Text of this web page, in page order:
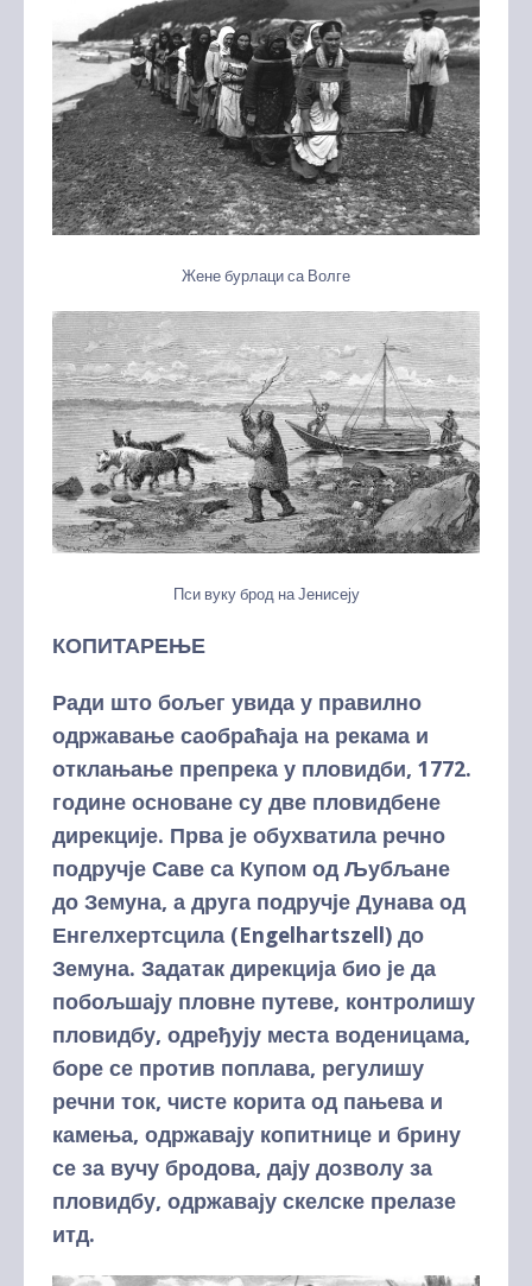
Жене бурлаци са Волге
Пси вуку брод на Јенисеју
КОПИТАРЕЊЕ
Ради што бољег увида у правилно
одржавање саобраћаја на рекама и
отклањање препрека у пловидби, 1772.
године основане су две пловидбене
дирекције. Прва је обухватила речно
подручје Саве са Купом од Љубљане
до Земуна, а друга подручје Дунава од
Енгелхертсцила (Engelhartszell) до
Земуна. Задатак дирекција био је да
побољшају пловне путеве, контролишу
пловидбу, одређују места воденицама,
боре се против поплава, регулишу
речни ток, чисте корита од пањева и
камења, одржавају копитнице и брину
се за вучу бродова, дају дозволу за
пловидбу, одржавају скелске прелазе
итд.